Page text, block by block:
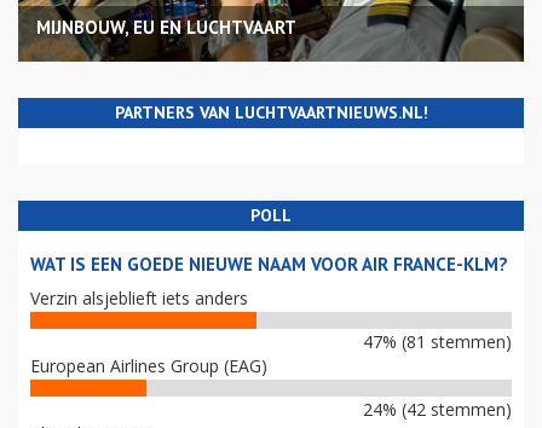
MIJNBOUW, EU EN LUCHTVAART
PARTNERS VAN LUCHTVAARTNIEUWS.NL!
POLL
WAT IS EEN GOEDE NIEUWE NAAM VOOR AIR FRANCE-KLM?
Verzin alsjeblieft iets anders
47% (81 stemmen)
European Airlines Group (EAG)
24% (42 stemmen)